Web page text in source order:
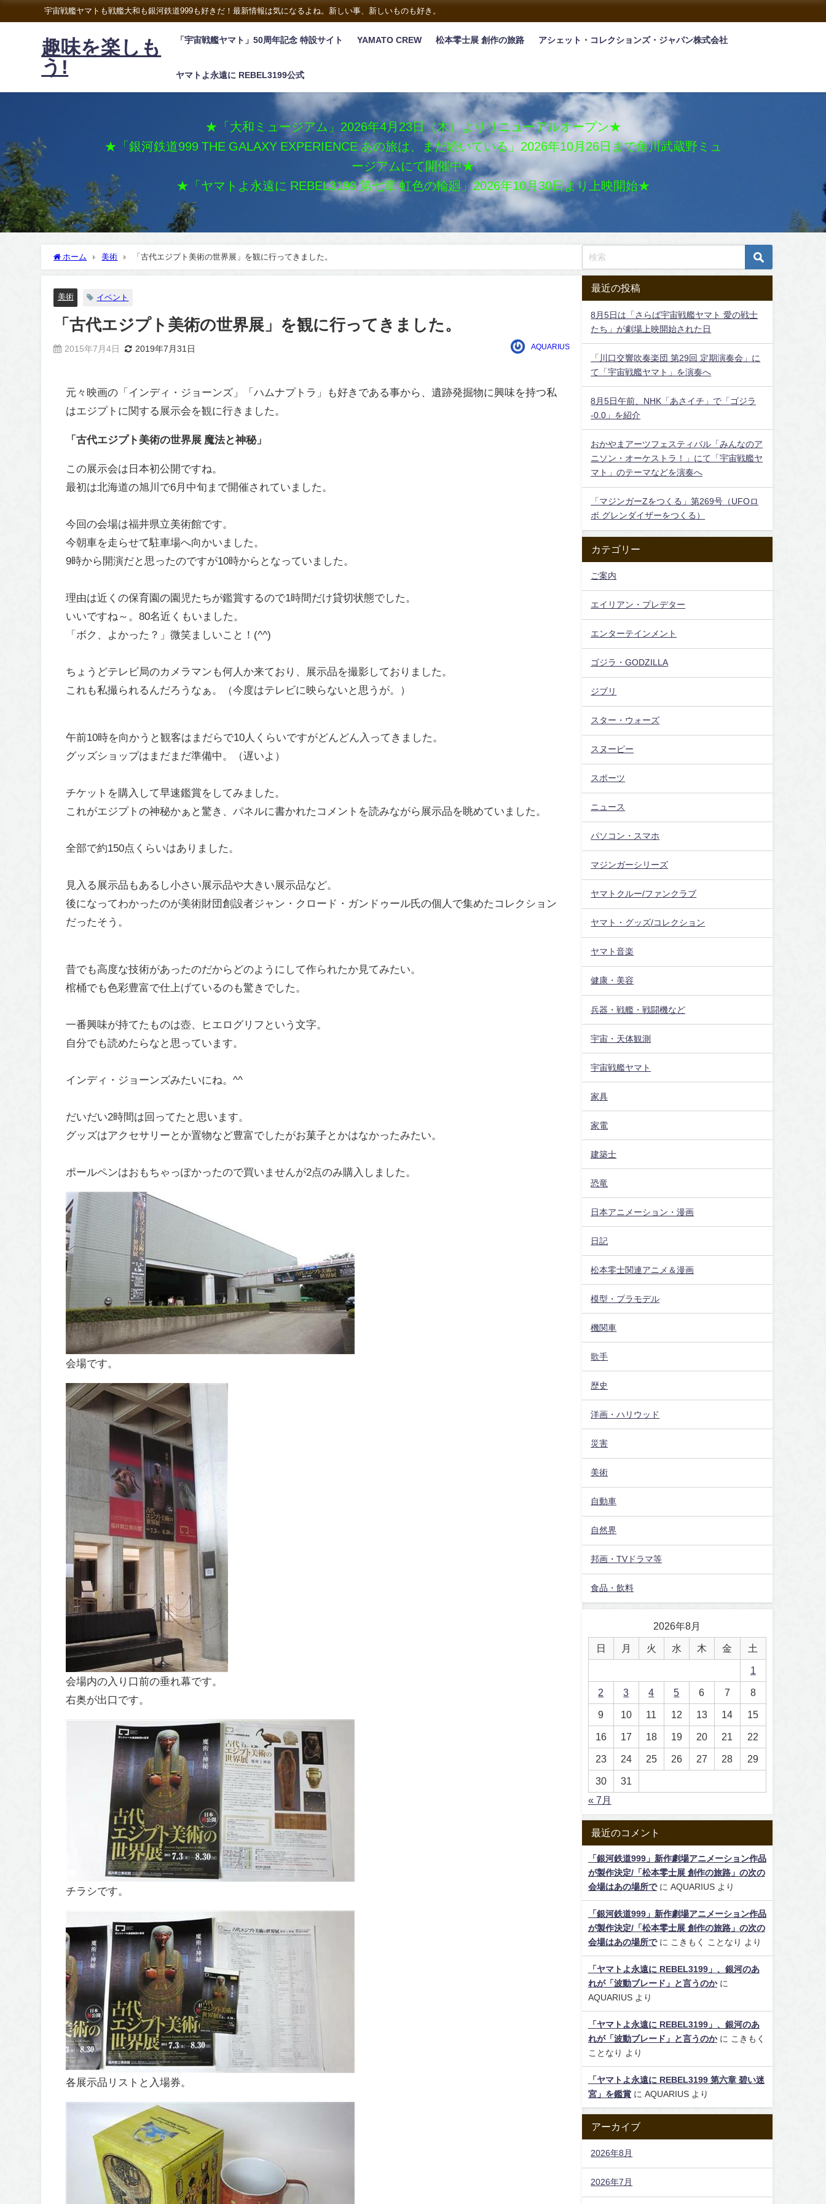
宇宙戦艦ヤマトも戦艦大和も銀河鉄道999も好きだ！最新情報は気になるよね。新しい事、新しいものも好き。
趣味を楽しも
う!
「宇宙戦艦ヤマト」50周年記念 特設サイト YAMATO CREW 松本零士展 創作の旅路 アシェット・コレクションズ・ジャパン株式会社
ヤマトよ永遠に REBEL3199公式
★「大和ミュージアム」2026年4月23日（木）よりリニューアルオープン★
★「銀河鉄道999 THE GALAXY EXPERIENCE あの旅は、まだ続いている」2026年10月26日まで角川武蔵野ミュ
ージアムにて開催中★
★「ヤマトよ永遠に REBEL3199 第七章 虹色の輪廻」2026年10月30日より上映開始★
ホーム 美術 「古代エジプト美術の世界展」を観に行ってきました。
美術 イベント
「古代エジプト美術の世界展」を観に行ってきました。
2015年7月4日 2019年7月31日 AQUARIUS
元々映画の「インディ・ジョーンズ」「ハムナプトラ」も好きである事から、遺跡発掘物に興味を持つ私
はエジプトに関する展示会を観に行きました。
「古代エジプト美術の世界展 魔法と神秘」
この展示会は日本初公開ですね。
最初は北海道の旭川で6月中旬まで開催されていました。
今回の会場は福井県立美術館です。
今朝車を走らせて駐車場へ向かいました。
9時から開演だと思ったのですが10時からとなっていました。
理由は近くの保育園の園児たちが鑑賞するので1時間だけ貸切状態でした。
いいですね～。80名近くもいました。
「ボク、よかった？」微笑ましいこと！(^^)
ちょうどテレビ局のカメラマンも何人か来ており、展示品を撮影しておりました。
これも私撮られるんだろうなぁ。（今度はテレビに映らないと思うが。）
午前10時を向かうと観客はまだらで10人くらいですがどんどん入ってきました。
グッズショップはまだまだ準備中。（遅いよ）
チケットを購入して早速鑑賞をしてみました。
これがエジプトの神秘かぁと驚き、パネルに書かれたコメントを読みながら展示品を眺めていました。
全部で約150点くらいはありました。
見入る展示品もあるし小さい展示品や大きい展示品など。
後になってわかったのが美術財団創設者ジャン・クロード・ガンドゥール氏の個人で集めたコレクション
だったそう。
昔でも高度な技術があったのだからどのようにして作られたか見てみたい。
棺桶でも色彩豊富で仕上げているのも驚きでした。
一番興味が持てたものは壺、ヒエログリフという文字。
自分でも読めたらなと思っています。
インディ・ジョーンズみたいにね。^^
だいだい2時間は回ってたと思います。
グッズはアクセサリーとか置物など豊富でしたがお菓子とかはなかったみたい。
ポールペンはおもちゃっぽかったので買いませんが2点のみ購入しました。
会場です。
会場内の入り口前の垂れ幕です。
右奥が出口です。
チラシです。
各展示品リストと入場券。
最近の投稿
8月5日は「さらば宇宙戦艦ヤマト 愛の戦士
たち」が劇場上映開始された日
「川口交響吹奏楽団 第29回 定期演奏会」に
て「宇宙戦艦ヤマト」を演奏へ
8月5日午前、NHK「あさイチ」で「ゴジラ
-0.0」を紹介
おかやまアーツフェスティバル「みんなのア
ニソン・オーケストラ！」にて「宇宙戦艦ヤ
マト」のテーマなどを演奏へ
「マジンガーZをつくる」第269号（UFOロ
ボ グレンダイザーをつくる）
カテゴリー
ご案内
エイリアン・プレデター
エンターテインメント
ゴジラ・GODZILLA
ジブリ
スター・ウォーズ
スヌーピー
スポーツ
ニュース
パソコン・スマホ
マジンガーシリーズ
ヤマトクルー/ファンクラブ
ヤマト・グッズ/コレクション
ヤマト音楽
健康・美容
兵器・戦艦・戦闘機など
宇宙・天体観測
宇宙戦艦ヤマト
家具
家電
建築士
恐竜
日本アニメーション・漫画
日記
松本零士関連アニメ＆漫画
模型・プラモデル
機関車
歌手
歴史
洋画・ハリウッド
災害
美術
自動車
自然界
邦画・TVドラマ等
食品・飲料
2026年8月
日 月 火 水 木 金 土
1
2 3 4 5 6 7 8
9 10 11 12 13 14 15
16 17 18 19 20 21 22
23 24 25 26 27 28 29
30
31
« 7月
最近のコメント
「銀河鉄道999」新作劇場アニメーション作品
が製作決定/「松本零士展 創作の旅路」の次の
会場はあの場所でに AQUARIUSより
「銀河鉄道999」新作劇場アニメーション作品
が製作決定/「松本零士展 創作の旅路」の次の
会場はあの場所でに こきもく ことなり より
「ヤマトよ永遠に REBEL3199」、銀河のあ
れが「波動ブレード」と言うのかに
AQUARIUSより
「ヤマトよ永遠に REBEL3199」、銀河のあ
れが「波動ブレード」と言うのかに
こきもく
ことなり
より
「ヤマトよ永遠に REBEL3199 第六章 碧い迷
宮」を鑑賞に AQUARIUSより
アーカイブ
2026年8月
2026年7月